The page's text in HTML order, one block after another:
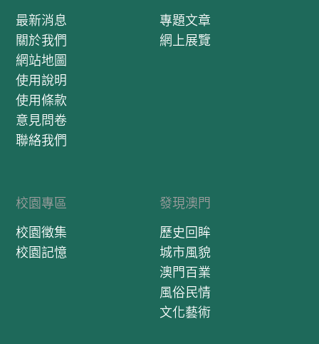
最新消息
關於我們
網站地圖
使用說明
使用條款
意見問卷
聯絡我們
專題文章
網上展覽
校園專區
校園徵集
校園記憶
發現澳門
歷史回眸
城市風貌
澳門百業
風俗民情
文化藝術